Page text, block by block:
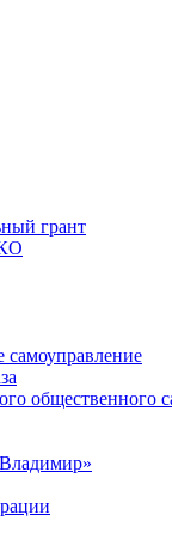
грант
самоуправление
общественного